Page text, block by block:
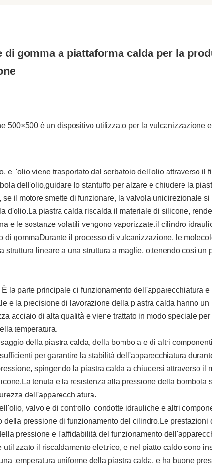
di gomma a piattaforma calda per la
500×500 è un dispositivo utilizzato per la vulcanizzazione
e l'olio viene trasportato dal serbatoio dell'olio attraverso il
dell'olio,guidare lo stantuffo per alzare e chiudere la
il motore smette di funzionare, la valvola unidirezionale
d'olio.La piastra calda riscalda il materiale di silicone,
e le sostanze volatili vengono vaporizzate.il cilindro
di gommaDurante il processo di vulcanizzazione, le
struttura lineare a una struttura a maglie, ottenendo così un
la parte principale di funzionamento dell'apparecchiatura
e la precisione di lavorazione della piastra calda hanno un
acciaio di alta qualità e viene trattato in modo speciale
temperatura.
della piastra calda, della bombola e di altri
per garantire la stabilità dell'apparecchiatura
spingendo la piastra calda a chiudersi attraverso il
tenuta e la resistenza alla pressione della bombola
dell'apparecchiatura.
valvole di controllo, condotte idrauliche e altri
della pressione di funzionamento del cilindro.Le prestazioni
pressione e l'affidabilità del funzionamento
il riscaldamento elettrico, e nel piatto caldo sono
temperatura uniforme della piastra calda, e ha buone